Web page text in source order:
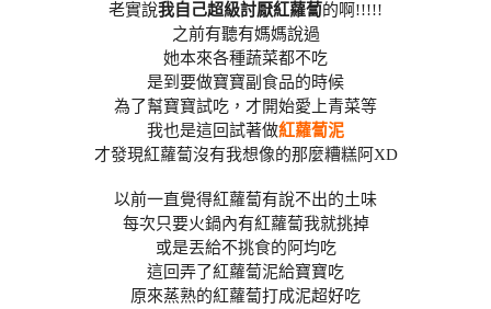
老實說我自己超級討厭紅蘿蔔的啊!!!!!
之前有聽有媽媽說過
她本來各種蔬菜都不吃
是到要做寶寶副食品的時候
為了幫寶寶試吃，才開始愛上青菜等
我也是這回試著做紅蘿蔔泥
才發現紅蘿蔔沒有我想像的那麼糟糕阿XD
以前一直覺得紅蘿蔔有說不出的土味
每次只要火鍋內有紅蘿蔔我就挑掉
或是丟給不挑食的阿均吃
這回弄了紅蘿蔔泥給寶寶吃
原來蒸熟的紅蘿蔔打成泥超好吃